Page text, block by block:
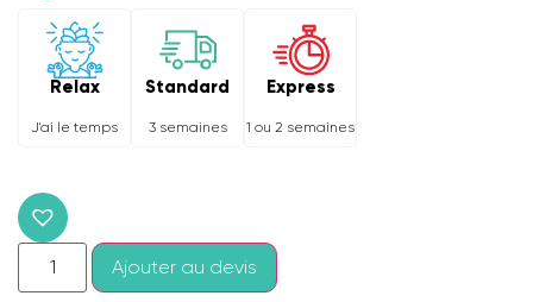
Relax
J'ai le temps
Standard
3 semaines
Express
1 ou 2 semaines
Ajouter au devis